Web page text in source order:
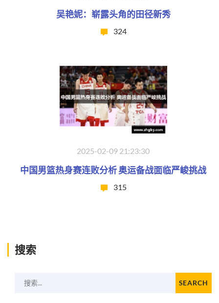
吴艳妮：崭露头角的田径新秀
324
2025-02-09 21:23:30
中国男篮热身赛连败分析 奥运备战面临严峻挑战
315
搜索
搜索... SEARCH